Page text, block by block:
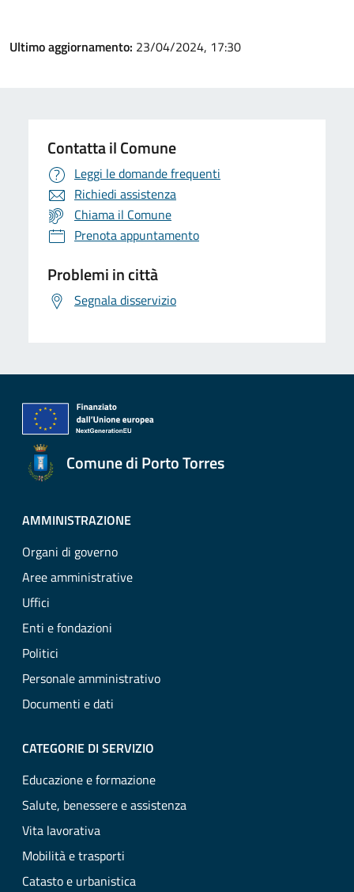
Ultimo aggiornamento: 23/04/2024, 17:30
Contatta il Comune
Leggi le domande frequenti
Richiedi assistenza
Chiama il Comune
Prenota appuntamento
Problemi in città
Segnala disservizio
Comune di Porto Torres
AMMINISTRAZIONE
Organi di governo
Aree amministrative
Uffici
Enti e fondazioni
Politici
Personale amministrativo
Documenti e dati
CATEGORIE DI SERVIZIO
Educazione e formazione
Salute, benessere e assistenza
Vita lavorativa
Mobilità e trasporti
Catasto e urbanistica